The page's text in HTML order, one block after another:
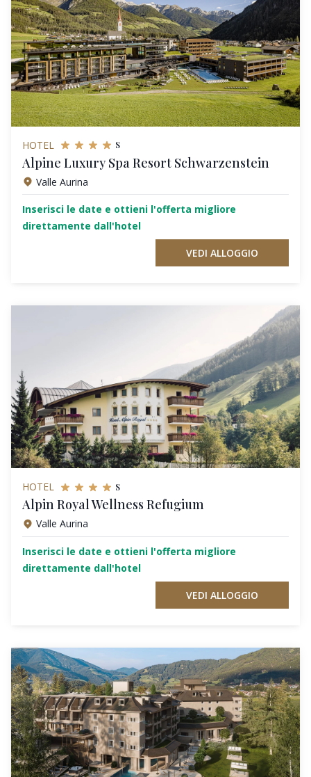
HOTEL s
Alpine Luxury Spa Resort Schwarzenstein
Valle Aurina
Inserisci le date e ottieni l'offerta migliore
direttamente dall'hotel
VEDI ALLOGGIO
HOTEL s
Alpin Royal Wellness Refugium
Valle Aurina
Inserisci le date e ottieni l'offerta migliore
direttamente dall'hotel
VEDI ALLOGGIO